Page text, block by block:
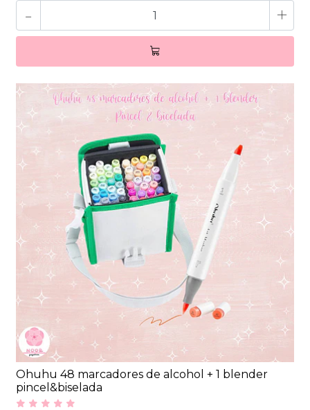
- +
Ohuhu 48 marcadores de alcohol + 1 blender
pincel&biselada